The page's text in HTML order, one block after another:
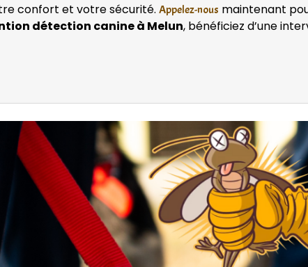
confort et votre sécurité. Appelez-nous maintenant
détection canine à Melun, bénéficiez d’une